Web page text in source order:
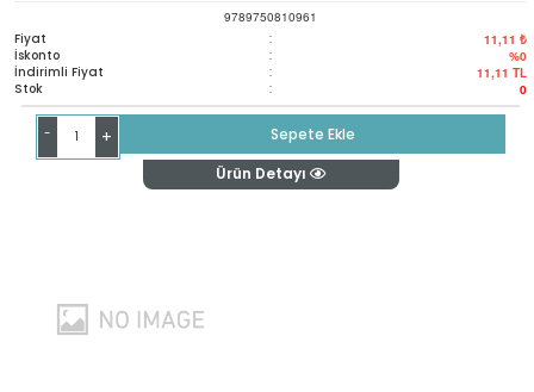
9789750810961
Fiyat : 11,11 ₺
İskonto : %0
İndirimli Fiyat : 11,11 TL
Stok : 0
- +
Sepete Ekle
Ürün Detayı